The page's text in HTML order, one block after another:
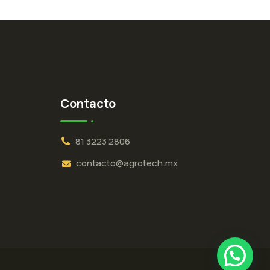
Contacto
81 3223 2806
contacto@agrotech.mx